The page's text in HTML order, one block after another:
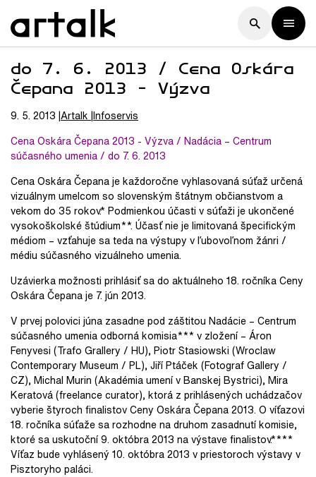
do 7. 6. 2013 / Cena Oskára
Čepana 2013 - Výzva
9. 5. 2013 Artalk Infoservis
Cena Oskára Čepana 2013 - Výzva / Nadácia – Centrum
súčasného umenia / do 7. 6. 2013
Cena Oskára Čepana je každoročne vyhlasovaná súťaž určená
vizuálnym umelcom so slovenským štátnym občianstvom a
vekom do 35 rokov.* Podmienkou účasti v súťaži je ukončené
vysokoškolské štúdium**. Účasť nie je limitovaná špecifickým
médiom – vzťahuje sa teda na výstupy v ľubovoľnom žánri /
médiu súčasného vizuálneho umenia.
Uzávierka možnosti prihlásiť sa do aktuálneho 18. ročníka Ceny
Oskára Čepana je 7. jún 2013.
V prvej polovici júna zasadne pod záštitou Nadácie – Centrum
súčasného umenia odborná komisia*** v zložení – Áron
Fenyvesi (Trafo Grallery / HU), Piotr Stasiowski (Wroclaw
Contemporary Museum / PL), Jiří Ptáček (Fotograf Gallery /
CZ), Michal Murin (Akadémia umení v Banskej Bystrici), Mira
Keratová (freelance curator), ktorá z prihlásených uchádzačov
vyberie štyroch finalistov Ceny Oskára Čepana 2013. O víťazovi
18. ročníka súťaže sa rozhodne na druhom zasadnutí komisie,
ktoré sa uskutoční 9. októbra 2013 na výstave finalistov.****
Víťaz bude vyhlásený 10. októbra 2013 v priestoroch výstavy v
Pisztoryho paláci.